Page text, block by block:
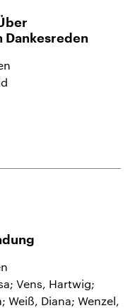
Dankesreden
Vens, Hartwig;
Weiß, Diana; Wenzel,